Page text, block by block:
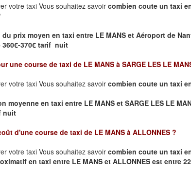
votre taxi Vous souhaitez savoir combien coute un taxi
du prix moyen en taxi entre LE MANS et Aéroport de
360€-370€ tarif nuit
une course de taxi de LE MANS à SARGE LES LE
votre taxi Vous souhaitez savoir combien coute un taxi
moyenne en taxi entre LE MANS et SARGE LES LE
nuit
d'une course de taxi de LE MANS à ALLONNES ?
votre taxi Vous souhaitez savoir combien coute un taxi
en taxi entre LE MANS et ALLONNES est entre